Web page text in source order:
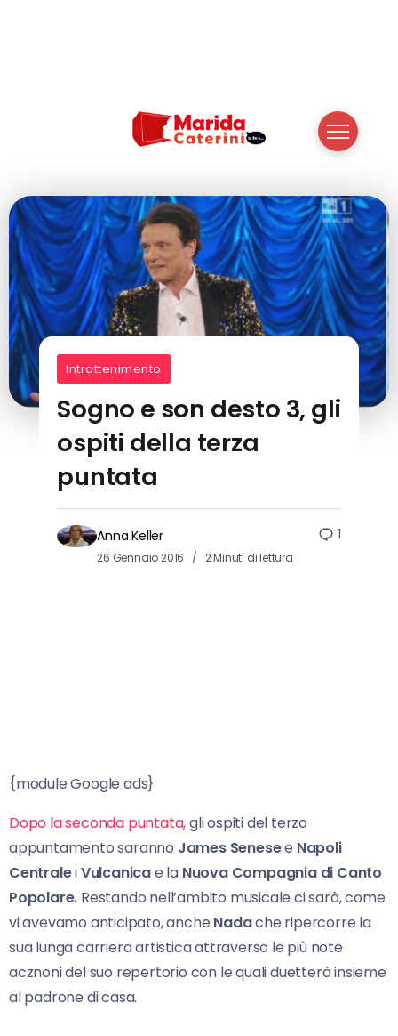
Intrattenimento
Sogno e son desto 3, gli
ospiti della terza
puntata
Anna Keller
26 Gennaio 2016 2 Minuti di lettura
1
{module Google ads}
Dopo la seconda puntata,gli ospiti del terzo
appuntamento saranno James Senesee Napoli
CentraleiVulcanicae la Nuova Compagnia di Canto
Popolare. Restando nell’ambito musicale ci sarà, come
vi avevamo anticipato, anche Nadache ripercorre la
sua lunga carriera artistica attraverso le più note
acznoni del suo repertorio con le quali duetterà insieme
al padrone di casa.